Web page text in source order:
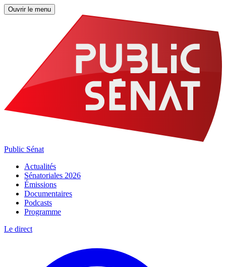
Ouvrir le menu
Public Sénat
Actualités
Sénatoriales 2026
Émissions
Documentaires
Podcasts
Programme
Le direct